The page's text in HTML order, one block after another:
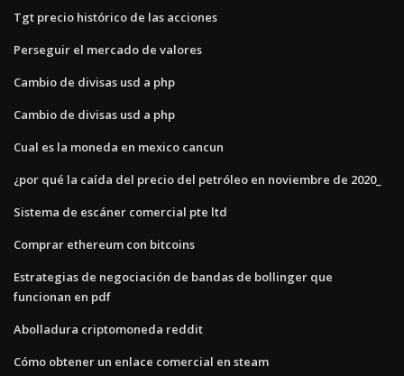
Tgt precio histórico de las acciones
Perseguir el mercado de valores
Cambio de divisas usd a php
Cambio de divisas usd a php
Cual es la moneda en mexico cancun
¿por qué la caída del precio del petróleo en noviembre de 2020_
Sistema de escáner comercial pte ltd
Comprar ethereum con bitcoins
Estrategias de negociación de bandas de bollinger que
funcionan en pdf
Abolladura criptomoneda reddit
Cómo obtener un enlace comercial en steam